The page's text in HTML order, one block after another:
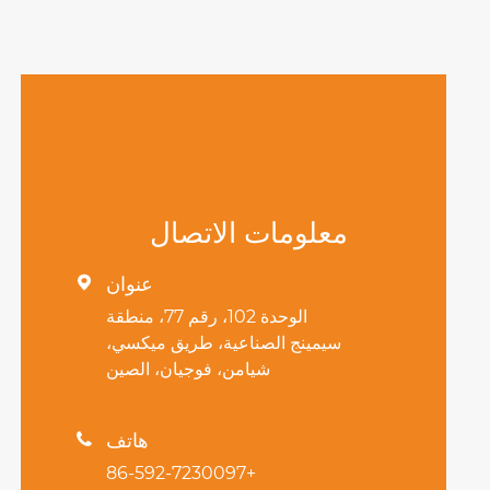
معلومات الاتصال
 عنوان
الوحدة 102، رقم 77، منطقة
سيمينج الصناعية، طريق ميكسي،
شيامن، فوجيان، الصين
 هاتف
+86-592-7230097